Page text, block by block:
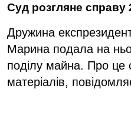
Суд розгляне справу
Дружина
Марина подала на
поділу майна. Про це
матеріалів,